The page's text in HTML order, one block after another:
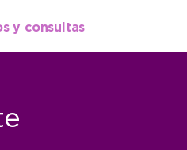
y consultas